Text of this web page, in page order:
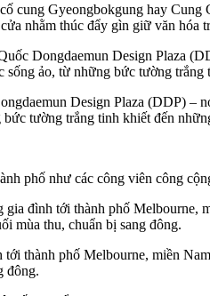
cung Gyeongbokgung hay
nhằm thúc đẩy gìn giữ văn hóa
Design Plaza (DDP)
tường trắng tinh khiết đến
phố như các công viên công
thành phố Melbourne, miền
đông.